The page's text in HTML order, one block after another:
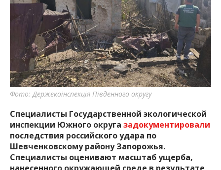
важную информацию о событиях
города Запорожья и области.
Фото: Держекоінспекція Південного округу
Специалисты Государственной экологической
инспекции Южного округа задокументировали
последствия российского удара по
Шевченковскому району Запорожья.
Специалисты оценивают масштаб ущерба,